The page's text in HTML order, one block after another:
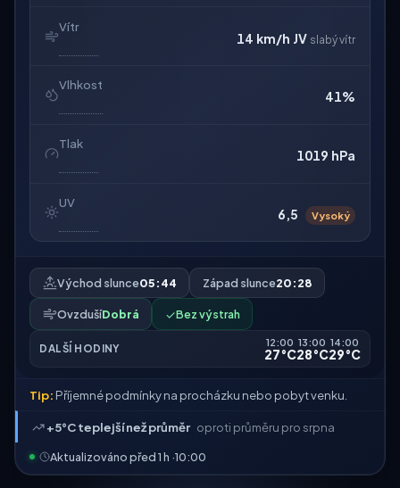
Vítr
14 km/h JV slabý vítr
Vlhkost
41%
Tlak
1019 hPa
UV
6,5 Vysoký
Východ slunce05:44 Západ slunce20:28
OvzdušíDobrá ✓Bez výstrah
DALŠÍ HODINY
12:00
27°C
13:00
28°C
14:00
29°C
Tip: Příjemné podmínky na procházku nebo pobyt venku.
+5°C teplejší než průměr oproti průměru pro srpna
Aktualizováno před 1 h ·10:00